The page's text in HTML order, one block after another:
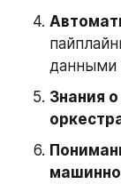
данными
Знания